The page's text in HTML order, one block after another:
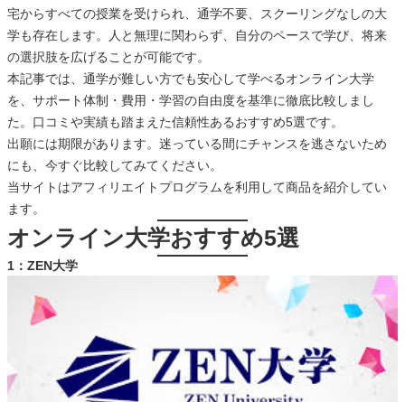
宅からすべての授業を受けられ、通学不要、スクーリングなしの大
学も存在します。人と無理に関わらず、自分のペースで学び、将来
の選択肢を広げることが可能です。
本記事では、通学が難しい方でも安心して学べるオンライン大学
を、サポート体制・費用・学習の自由度を基準に徹底比較しまし
た。口コミや実績も踏まえた信頼性あるおすすめ5選です。
出願には期限があります。迷っている間にチャンスを逃さないため
にも、今すぐ比較してみてください。
当サイトはアフィリエイトプログラムを利用して商品を紹介してい
ます。
オンライン大学おすすめ5選
1：ZEN大学